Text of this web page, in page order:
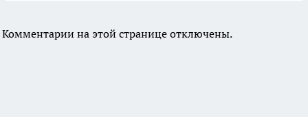
Комментарии на этой странице отключены.